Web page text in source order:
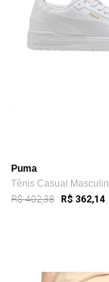
Puma
R$ 402,38 R$ 362,14